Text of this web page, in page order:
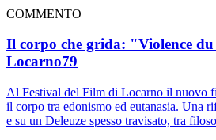
COMMENTO
Il corpo che grida: "Violence
Locarno79
Al Festival del Film di Locarno il nuovo
il corpo tra edonismo ed eutanasia. Una
e su un Deleuze spesso travisato, tra